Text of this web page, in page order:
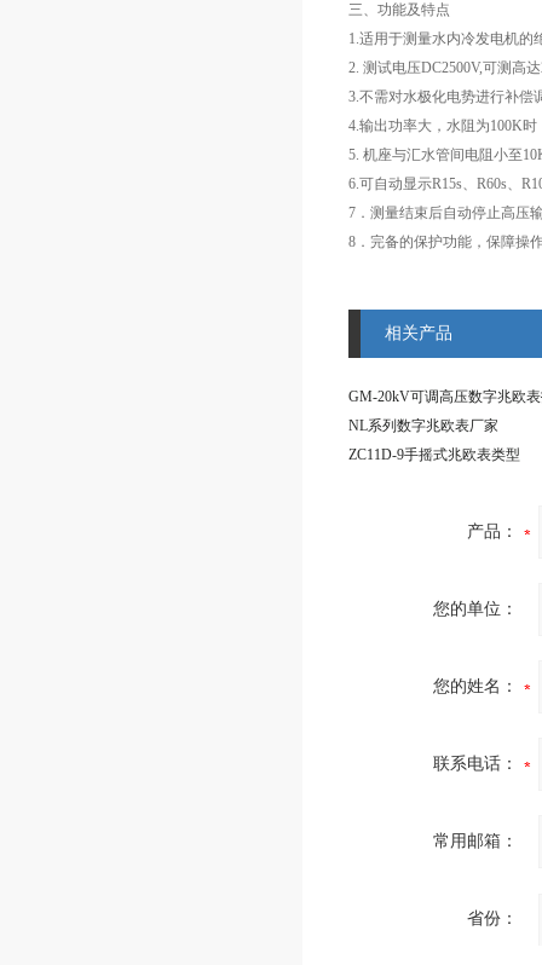
三、功能及特点
1.适用于测量水内冷发电机的
2. 测试电压DC2500V,可测高
3.不需对水极化电势进行补偿
4.输出功率大，水阻为100K
5. 机座与汇水管间电阻小至
6.可自动显示R15s、R60s、
7．测量结束后自动停止高压
8．完备的保护功能，保障操
相关产品
GM-20kV可调高压数字兆欧
NL系列数字兆欧表厂家
ZC11D-9手摇式兆欧表类型
产品：
您的单位：
您的姓名：
联系电话：
常用邮箱：
省份：